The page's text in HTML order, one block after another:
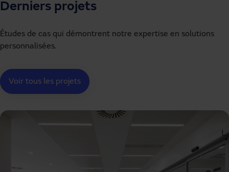
Derniers projets
Études de cas qui démontrent notre expertise en solutions
personnalisées.
Voir tous les projets